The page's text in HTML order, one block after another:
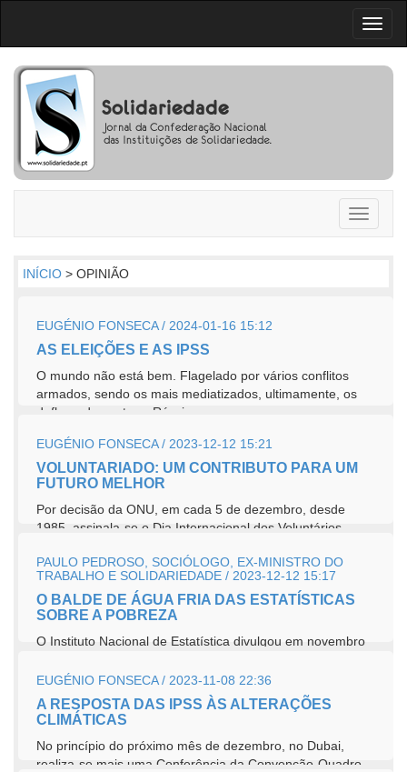
Toggle
INÍCIO > OPINIÃO
EUGÉNIO FONSECA / 2024-01-16 15:12
AS ELEIÇÕES E AS IPSS
O mundo não está bem. Flagelado por vários conflitos
armados, sendo os mais mediatizados, ultimamente, os
deflagrados entre a Rússia...
EUGÉNIO FONSECA / 2023-12-12 15:21
VOLUNTARIADO: UM CONTRIBUTO PARA UM
FUTURO MELHOR
Por decisão da ONU, em cada 5 de dezembro, desde
1985, assinala-se o Dia Internacional dos Voluntários.
PAULO PEDROSO, SOCIÓLOGO, EX-MINISTRO DO
TRABALHO E SOLIDARIEDADE / 2023-12-12 15:17
O BALDE DE ÁGUA FRIA DAS ESTATÍSTICAS
SOBRE A POBREZA
O Instituto Nacional de Estatística divulgou em novembro
deitou um balde...
EUGÉNIO FONSECA / 2023-11-08 22:36
A RESPOSTA DAS IPSS ÀS ALTERAÇÕES
CLIMÁTICAS
No princípio do próximo mês de dezembro, no Dubai,
realiza-se mais uma Conferência da Convenção-Quadro